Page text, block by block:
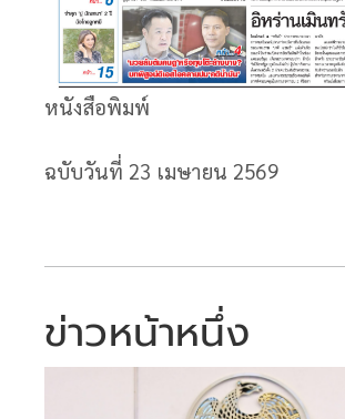
หนังสือพิมพ์
ฉบับวันที่ 23 เมษายน 2569
ข่าวหน้าหนึ่ง